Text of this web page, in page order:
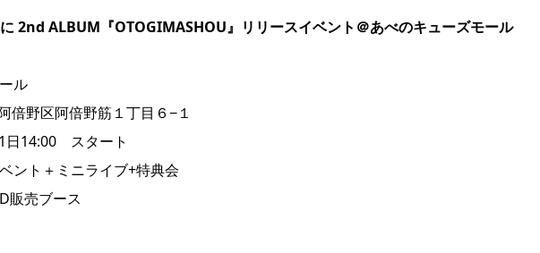
2nd ALBUM『OTOGIMASHOU』リリースイベント＠あべのキューズモール
ル
倍野区阿倍野筋１丁目６−１
日14:00 スタート
ント＋ミニライブ+特典会
販売ブース